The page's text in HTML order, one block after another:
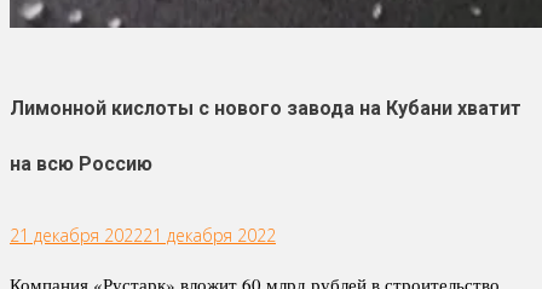
Лимонной кислоты с нового завода на Кубани хватит
на всю Россию
21 декабря 202221 декабря 2022
Компания «Рустарк» вложит 60 млрд рублей в строительство